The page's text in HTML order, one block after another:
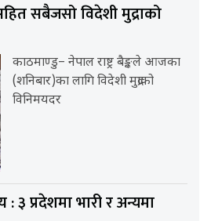
सबैजसो विदेशी मुद्राको
काठमाण्डु– नेपाल राष्ट्र बैङ्कले आजका
(शनिबार)का लागि विदेशी मुद्राको
विनिमयदर
: ३ प्रदेशमा भारी र अन्यमा